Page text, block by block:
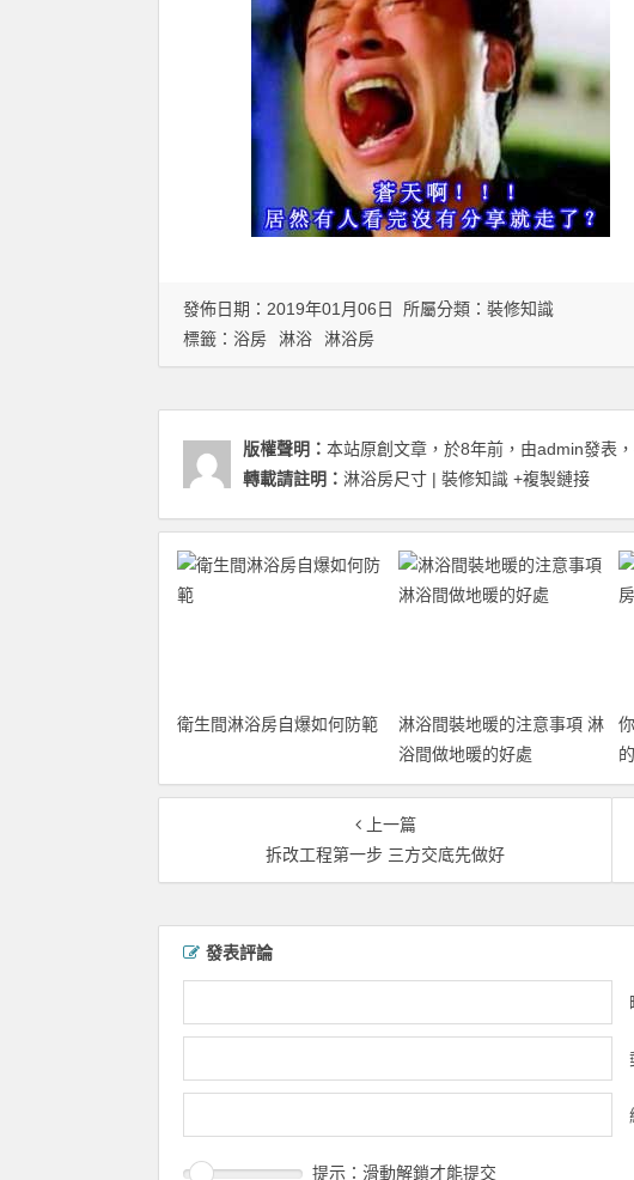
發佈日期：2019年01月06日 所屬分類： 裝修知識
標籤： 浴房 淋浴 淋浴房
版權聲明： 本站原創文章，於8年前，由admin發表
轉載請註明： 淋浴房尺寸 | 裝修知識 +複製鏈接
衛生間淋浴房自爆如何防範
淋浴間裝地暖的注意事項 淋
浴間做地暖的好處
上一篇
拆改工程第一步 三方交底先做好
發表評論
提示：滑動解鎖才能提交